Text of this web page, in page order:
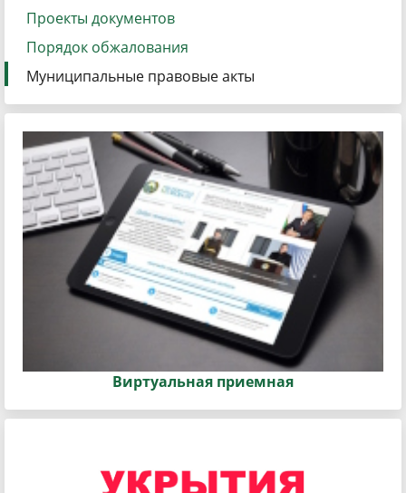
Проекты документов
Порядок обжалования
Муниципальные правовые акты
Виртуальная приемная